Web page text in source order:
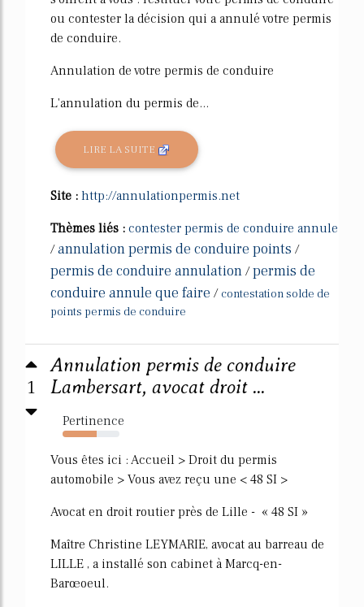
ou contester la décision qui a annulé votre permis
de conduire.
Annulation de votre permis de conduire
L'annulation du permis de...
LIRE LA SUITE
Site : http://annulationpermis.net
Thèmes liés : contester permis de conduire annule
/annulation permis de conduire points /
permis de conduire annulation /permis de
conduire annule que faire / contestation solde de
points permis de conduire
1
Annulation permis de conduire
Lambersart, avocat droit ...
Pertinence
60%
Vous êtes ici : Accueil > Droit du permis
automobile > Vous avez reçu une < 48 SI >
Avocat en droit routier près de Lille - « 48 SI »
Maître Christine LEYMARIE, avocat au barreau de
LILLE , a installé son cabinet à Marcq-en-
Barœoeul.